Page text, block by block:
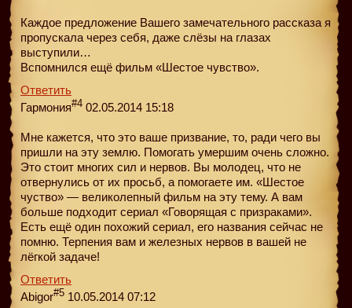
Каждое предложение Вашего замечательного рассказа я
пропускала через себя, даже слёзы на глазах
выступили…
Вспомнился ещё фильм «Шестое чувство».
Ответить
Гармония#4 02.05.2014 15:18
Мне кажется, что это ваше призвание, то, ради чего вы
пришли на эту землю. Помогать умершим очень сложно.
Это стоит многих сил и нервов. Вы молодец, что не
отвернулись от их просьб, а помогаете им. «Шестое
чуство» — великолепный фильм на эту тему. А вам
больше подходит сериал «Говорящая с призраками».
Есть ещё один похожий сериал, его названия сейчас не
помню. Терпения вам и железных нервов в вашей не
лёгкой задаче!
Ответить
Abigor#5 10.05.2014 07:12